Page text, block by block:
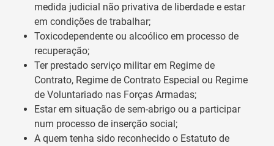
medida judicial não privativa de liberdade e estar
em condições de trabalhar;
Toxicodependente ou alcoólico em processo de
recuperação;
Ter prestado serviço militar em Regime de
Contrato, Regime de Contrato Especial ou Regime
de Voluntariado nas Forças Armadas;
Estar em situação de sem-abrigo ou a participar
num processo de inserção social;
A quem tenha sido reconhecido o Estatuto de